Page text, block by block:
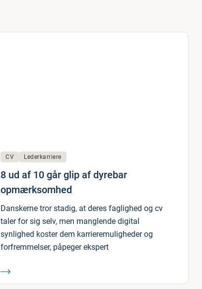
CV Lederkarriere
8 ud af 10 går glip af dyrebar
opmærksomhed
Danskerne tror stadig, at deres faglighed og cv
taler for sig selv, men manglende digital
synlighed koster dem karrieremuligheder og
forfremmelser, påpeger ekspert